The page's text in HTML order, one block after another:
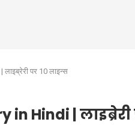
पर 10 लाइन्स
in Hindi |